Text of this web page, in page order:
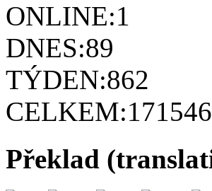
ONLINE:1
DNES:89
TÝDEN:862
CELKEM:
Překlad